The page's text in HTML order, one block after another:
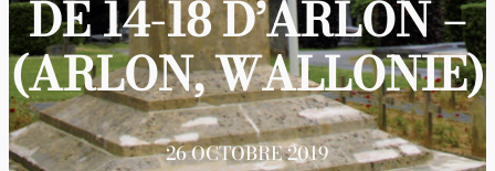
DE 14-18 D’ARLON –
(ARLON, WALLONIE)
26 OCTOBRE 2019